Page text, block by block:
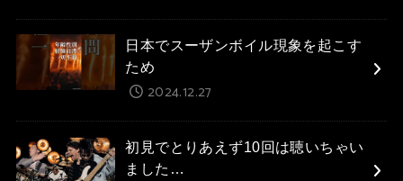
日本でスーザンボイル現象を起こす
ため
2024.12.27
初見でとりあえず10回は聴いちゃい
ました…